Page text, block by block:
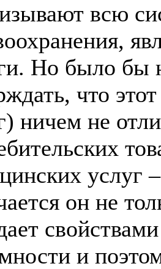
всю
Но было бы
что
ничем не
услуг
он не
и